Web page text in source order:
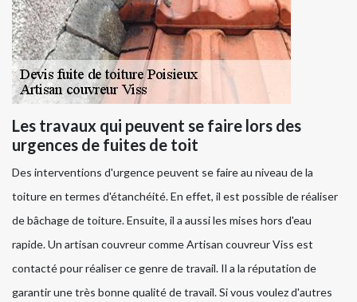
Les travaux qui peuvent se faire lors des
urgences de fuites de toit
Des interventions d'urgence peuvent se faire au niveau de la
toiture en termes d'étanchéité. En effet, il est possible de réaliser
de bâchage de toiture. Ensuite, il a aussi les mises hors d'eau
rapide. Un artisan couvreur comme Artisan couvreur Viss est
contacté pour réaliser ce genre de travail. Il a la réputation de
garantir une très bonne qualité de travail. Si vous voulez d'autres